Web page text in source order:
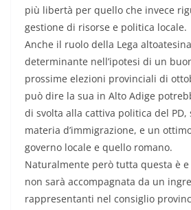
più libertà per quello che invece
gestione di risorse e politica locale.
Anche il ruolo della Lega
determinante nell’ipotesi di un
prossime elezioni provinciali di
può dire la sua in Alto Adige
di svolta alla cattiva politica del
materia d’immigrazione, e un
governo locale e quello romano.
Naturalmente però tutta questa è
non sarà accompagnata da un
rappresentanti nel consiglio